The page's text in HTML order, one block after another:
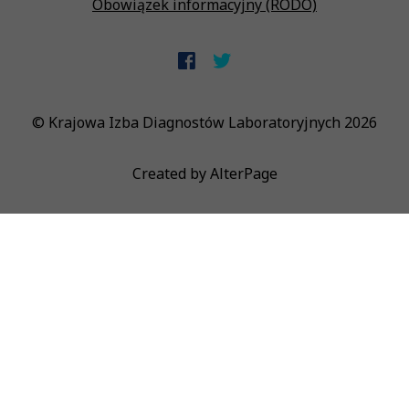
Obowiązek informacyjny (RODO)
© Krajowa Izba Diagnostów Laboratoryjnych 2026
Created byAlterPage